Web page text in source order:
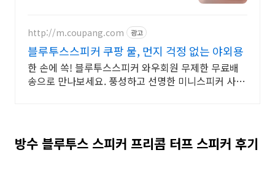
http://m.coupang.com 광고
블루투스스피커 쿠팡 물, 먼지 걱정 없는 야외용
한 손에 쏙! 블루투스스피커 와우회원 무제한 무료배
송으로 만나보세요. 풍성하고 선명한 미니스피커 사운
방수 블루투스 스피커 프리콤 터프 스피커 후기